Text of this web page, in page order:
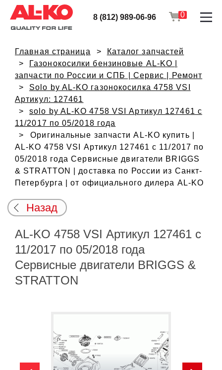
8 (812) 989-06-96 0
Главная страница
Каталог запчастей
Газонокосилки бензиновые AL-KO |
запчасти по России и СПБ | Сервис | Ремонт
Solo by AL-KO газонокосилка 4758 VSI
Артикул: 127461
solo by AL-KO 4758 VSI Артикул 127461 с
11/2017 по 05/2018 года
Оригинальные запчасти AL-KO купить |
AL-KO 4758 VSI Артикул 127461 с 11/2017 по
05/2018 года Сервисные двигатели BRIGGS
& STRATTON | доставка по России из Санкт-
Петербурга | от официального дилера AL-KO
Назад
AL-KO 4758 VSI Артикул 127461 с
11/2017 по 05/2018 года
Сервисные двигатели BRIGGS &
STRATTON